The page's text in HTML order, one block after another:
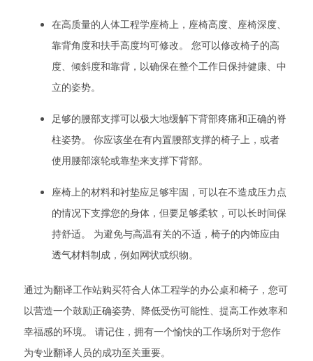
在高质量的人体工程学座椅上，座椅高度、座椅深度、
靠背角度和扶手高度均可修改。 您可以修改椅子的高
度、倾斜度和靠背，以确保在整个工作日保持健康、中
立的姿势。
足够的腰部支撑可以极大地缓解下背部疼痛和正确的脊
柱姿势。 你应该坐在有内置腰部支撑的椅子上，或者
使用腰部滚轮或靠垫来支撑下背部。
座椅上的材料和衬垫应足够牢固，可以在不造成压力点
的情况下支撑您的身体，但要足够柔软，可以长时间保
持舒适。 为避免与高温有关的不适，椅子的内饰应由
透气材料制成，例如网状或织物。
通过为翻译工作站购买符合人体工程学的办公桌和椅子，您可
以营造一个鼓励正确姿势、降低受伤可能性、提高工作效率和
幸福感的环境。 请记住，拥有一个愉快的工作场所对于您作
为专业翻译人员的成功至关重要。